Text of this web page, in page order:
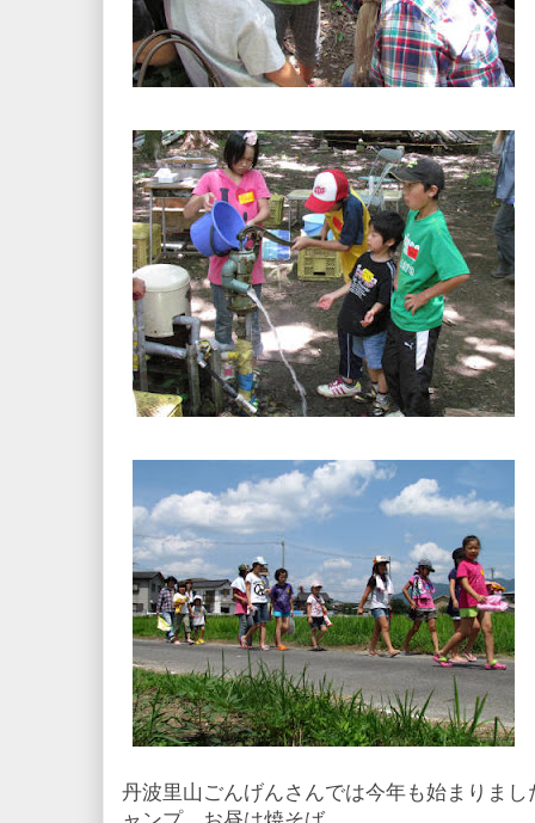
丹波里山ごんげんさんでは今年も始まりま